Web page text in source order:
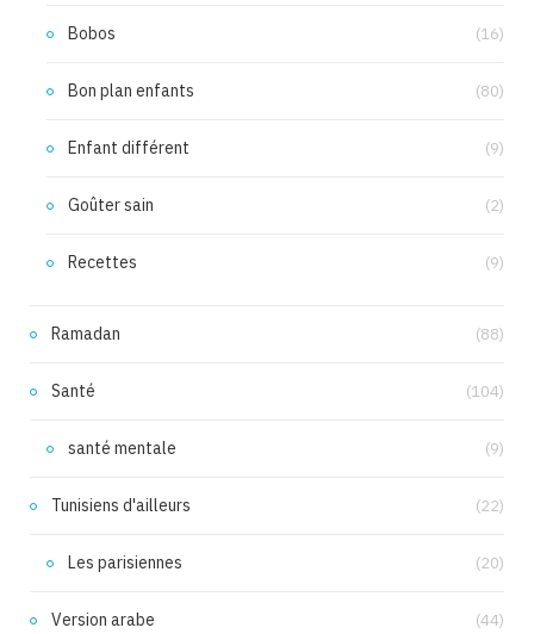
Bobos (16)
Bon plan enfants (80)
Enfant différent (9)
Goûter sain (2)
Recettes (9)
Ramadan (88)
Santé (104)
santé mentale (9)
Tunisiens d'ailleurs (22)
Les parisiennes (20)
Version arabe (44)